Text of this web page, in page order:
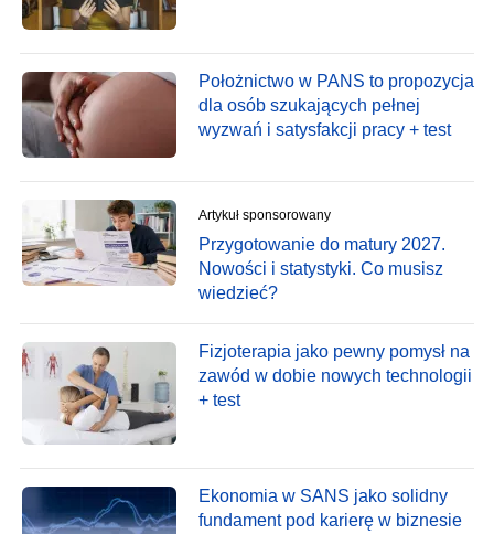
Położnictwo w PANS to propozycja
dla osób szukających pełnej
wyzwań i satysfakcji pracy + test
Artykuł sponsorowany
Przygotowanie do matury 2027.
Nowości i statystyki. Co musisz
wiedzieć?
Fizjoterapia jako pewny pomysł na
zawód w dobie nowych technologii
+ test
Ekonomia w SANS jako solidny
fundament pod karierę w biznesie